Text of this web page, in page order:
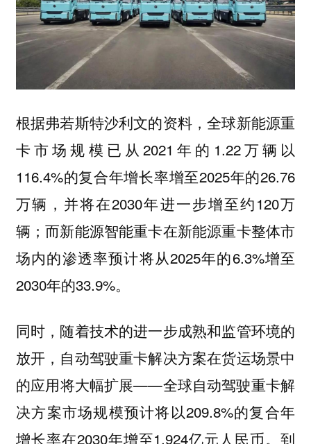
根据弗若斯特沙利文的资料，全球新能源重
卡市场规模已从2021年的1.22万辆以
116.4%的复合年增长率增至2025年的26.76
万辆，并将在2030年进一步增至约120万
辆；而新能源智能重卡在新能源重卡整体市
场内的渗透率预计将从2025年的6.3%增至
2030年的33.9%。
同时，随着技术的进一步成熟和监管环境的
放开，自动驾驶重卡解决方案在货运场景中
的应用将大幅扩展——全球自动驾驶重卡解
决方案市场规模预计将以209.8%的复合年
增长率在2030年增至1,924亿元人民币。到